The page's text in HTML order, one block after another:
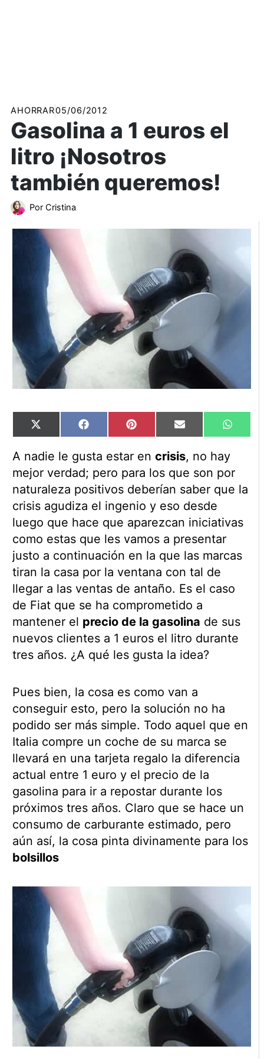
AHORRAR05/06/2012
Gasolina a 1 euros el
litro ¡Nosotros
también queremos!
Por Cristina
Compartir
en
X
(Twitter)
Compartir
en
Facebook Compartir
en
Pinterest Compartir
en
Email
en
A nadie le gusta estar en crisis, no hay
mejor verdad; pero para los que son por
naturaleza positivos deberían saber que la
crisis agudiza el ingenio y eso desde
luego que hace que aparezcan iniciativas
como estas que les vamos a presentar
justo a continuación en la que las marcas
tiran la casa por la ventana con tal de
llegar a las ventas de antaño. Es el caso
de Fiat que se ha comprometido a
mantener el precio de la gasolina de sus
nuevos clientes a 1 euros el litro durante
tres años. ¿A qué les gusta la idea?
Pues bien, la cosa es como van a
conseguir esto, pero la solución no ha
podido ser más simple. Todo aquel que en
Italia compre un coche de su marca se
llevará en una tarjeta regalo la diferencia
actual entre 1 euro y el precio de la
gasolina para ir a repostar durante los
próximos tres años. Claro que se hace un
consumo de carburante estimado, pero
aún así, la cosa pinta divinamente para los
bolsillos